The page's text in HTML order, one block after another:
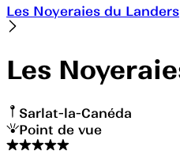
Les Noyeraies du Landers
Les
Sarlat-la-Canéda
Point de vue